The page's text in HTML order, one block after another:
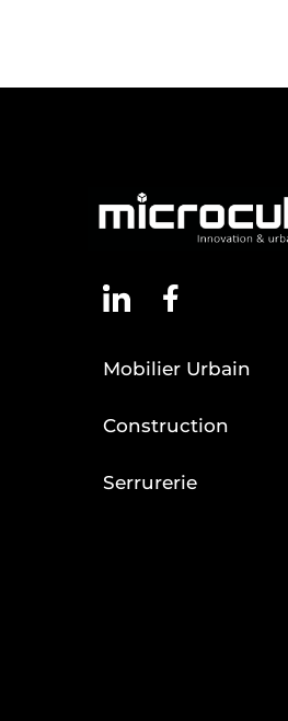
Mobilier Urbain
Construction
Serrurerie